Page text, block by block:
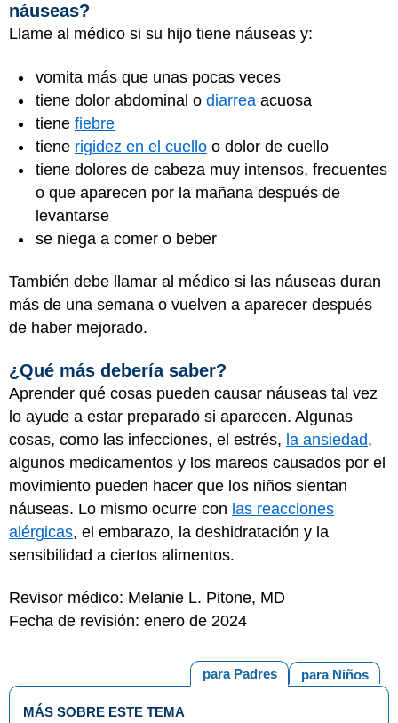
náuseas?
Llame al médico si su hijo tiene náuseas y:
vomita más que unas pocas veces
tiene dolor abdominal o diarrea acuosa
tiene fiebre
tiene rigidez en el cuello o dolor de cuello
tiene dolores de cabeza muy intensos, frecuentes
o que aparecen por la mañana después de
levantarse
se niega a comer o beber
También debe llamar al médico si las náuseas duran
más de una semana o vuelven a aparecer después
de haber mejorado.
¿Qué más debería saber?
Aprender qué cosas pueden causar náuseas tal vez
lo ayude a estar preparado si aparecen. Algunas
cosas, como las infecciones, el estrés, la ansiedad,
algunos medicamentos y los mareos causados por el
movimiento pueden hacer que los niños sientan
náuseas. Lo mismo ocurre con las reacciones
alérgicas, el embarazo, la deshidratación y la
sensibilidad a ciertos alimentos.
Revisor médico: Melanie L. Pitone, MD
Fecha de revisión: enero de 2024
para Niños
para Padres
MÁS SOBRE ESTE TEMA